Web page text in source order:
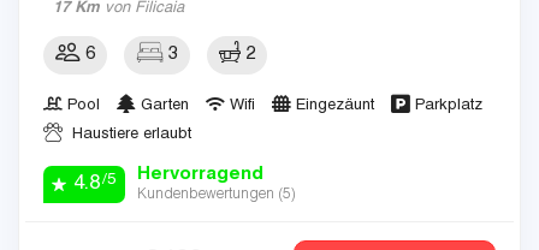
17 Km von Filicaia
6 3 2
Pool Garten Wifi Eingezäunt
Parkplatz
Haustiere erlaubt
4.8/5 Hervorragend
Kundenbewertungen (5)